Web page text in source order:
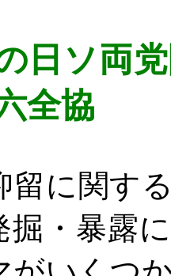
日ソ両
全協
に関す
掘・暴露